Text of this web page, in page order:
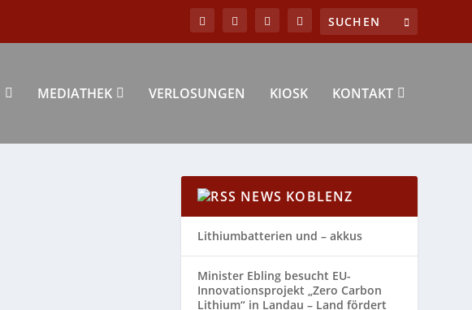
MEDIATHEK VERLOSUNGEN KIOSK KONTAKT
NEWS KOBLENZ
Lithiumbatterien und – akkus
Minister Ebling besucht EU-
Innovationsprojekt „Zero Carbon
Lithium“ in Landau – Land fördert